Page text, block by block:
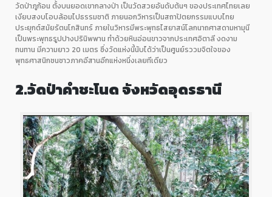
วัดป่าภูก้อน ตั้งบนยอดเขากลางป่า เป็นวัดสวยอันดับต้นๆ ของประเทศไทยเลย
เงียบสงบโอบล้อมไปธรรมชาติ ภายนอกวิหารเป็นสถาปัตยกรรมแบบไทย
ประยุกต์สมัยรัตนโกสินทร์ ภายในวิหารมีพระพุทธไสยาสน์โลกนาถศาสดามหามุนี
เป็นพระพุทธรูปปางปรินิพพาน ทำด้วยหินอ่อนขาวจากประเทศอิตาลี งดงาม
ทนทาน มีความยาว 20 เมตร ซึ่งวัดแห่งนี้นับได้ว่าเป็นศูนย์รววมจิตใจของ
พุทธศาสนิกชนชาวภาคอีสานอีกแห่งหนึ่งเลยทีเดียว
2.วัดป่าคำชะโนด จังหวัดอุดรธานี